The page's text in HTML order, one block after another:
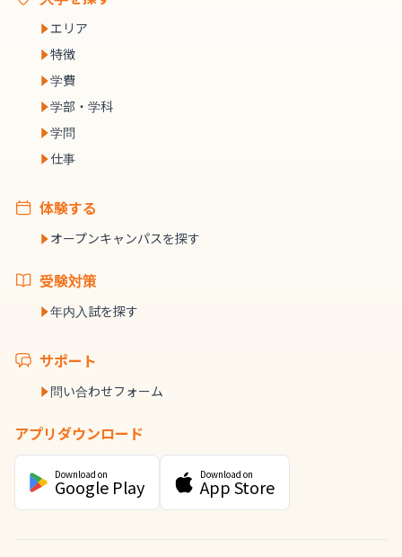
エリア
特徴
学費
学部・学科
学問
仕事
体験する
オープンキャンパスを探す
受験対策
年内入試を探す
サポート
問い合わせフォーム
アプリダウンロード
Download on
Google Play
Download on
App Store